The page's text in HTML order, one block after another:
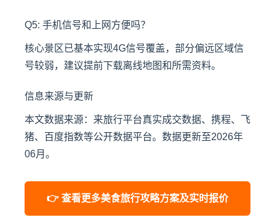
Q5: 手机信号和上网方便吗？
核心景区已基本实现4G信号覆盖，部分偏远区域信
号较弱，建议提前下载离线地图和所需资料。
信息来源与更新
本文数据来源：来旅行平台真实成交数据、携程、飞
猪、百度指数等公开数据平台。数据更新至2026年
06月。
👉 查看更多美食旅行攻略方案及实时报价